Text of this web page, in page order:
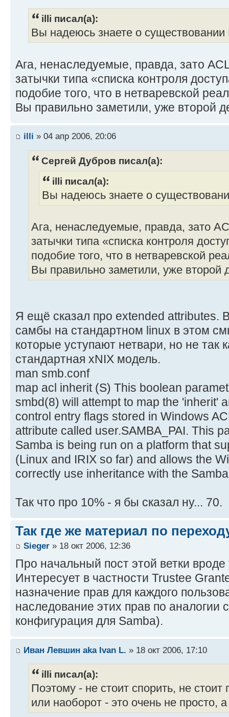
illi писал(а):
Вы надеюсь знаете о существовании
Ага, ненаследуемые, правда, зато
затычки типа «списка контроля
подобие того, что в нетваревской
Вы правильно заметили, уже второй
illi » 04 апр 2006, 20:06
Сергей Дубров писал(а):
illi писал(а):
Вы надеюсь знаете о
Ага, ненаследуемые, правда, зато
затычки типа «списка контроля
подобие того, что в нетваревской
Вы правильно заметили, уже второй
Я ещё сказал про extended attributes.
самбы на стандартном linux в этом
которые уступают нетвари, но не так
стандартная xNIX модель.
man smb.conf
map acl inherit (S) This boolean
smbd(8) will attempt to map the 'inherit'
control entry flags stored in Windows
attribute called user.SAMBA_PAI. This
Samba is being run on a platform that
(Linux and IRIX so far) and allows the
correctly use inheritance with the
Так что про 10% - я бы сказал ну... 70.
Так где же материал по
Sieger » 18 окт 2006, 12:36
Про начальный пост этой ветки
Интересует в частности Trustee
назначение прав для каждого
наследование этих прав по аналогии
конфигурация для Samba).
Иван Левшин aka Ivan L. » 18 окт 2006, 17:10
illi писал(а):
Поэтому - не стоит спорить, не стоит
или наоборот - это очень не просто,